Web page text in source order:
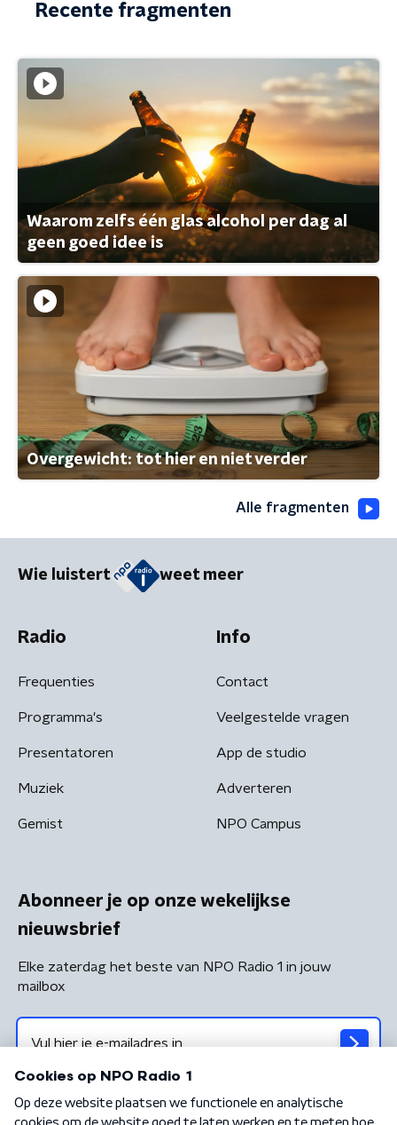
Recente fragmenten
Waarom zelfs één glas alcohol per dag al
geen goed idee is
Overgewicht: tot hier en niet verder
Alle fragmenten
Wie luistert weet meer
Radio
Frequenties
Programma's
Presentatoren
Muziek
Gemist
Info
Contact
Veelgestelde vragen
App de studio
Adverteren
NPO Campus
Abonneer je op onze wekelijkse
nieuwsbrief
Elke zaterdag het beste van NPO Radio 1 in jouw
mailbox